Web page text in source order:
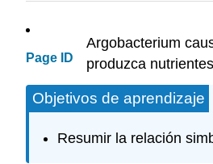
Page ID
Argobacterium
produzca
Objetivos de aprendizaje
Resumir la relación